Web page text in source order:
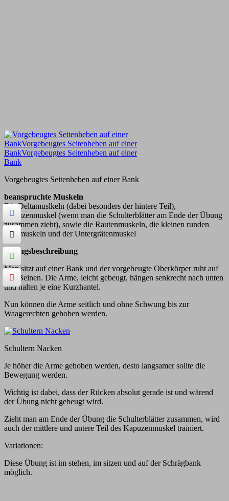
Vorgebeugtes Seitenheben auf einer Bank
beanspruchte Muskeln
Die Deltamuslkeln (dabei besonders der hintere Teil),
Kapuzenmuskel (wenn man die Schulterblätter am Ende der Übung
zusammen zieht), sowie die Rautenmuskeln, die kleinen runden
Armmuskeln und der Untergrätenmuskel
Übungsbeschreibung
Man sitzt auf einer Bank und der vorgebeugte Oberkörper ruht auf
den Beinen. Die Arme, leicht gebeugt, hängen senkrecht nach unten
und halten je eine Kurzhantel.
Nun können die Arme seitlich und ohne Schwung bis zur
Waagerechten gehoben werden.
Schultern Nacken
Je höher die Arme gehoben werden, desto langsamer sollte die
Bewegung werden.
Wichtig ist dabei, dass der Rücken absolut gerade ist und wärend
der Übung nicht gebeugt wird.
Zieht man am Ende der Übung die Schulterblätter zusammen, wird
auch der mittlere und untere Teil des Kapuzenmuskel trainiert.
Variationen:
Diese Übung ist im stehen, im sitzen und auf der Schrägbank
möglich.